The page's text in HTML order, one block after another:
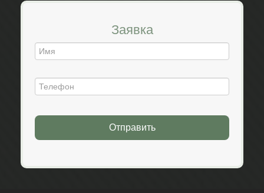
Заявка
Отправить